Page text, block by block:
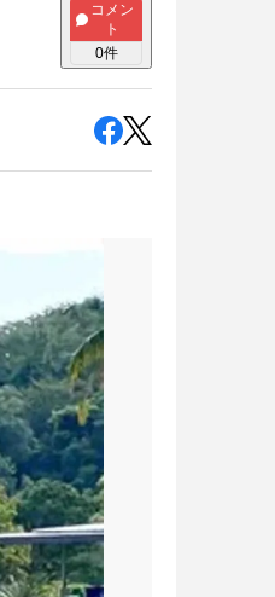
コメン
ト
0件